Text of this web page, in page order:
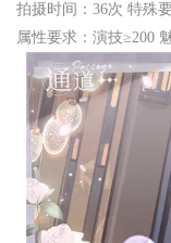
拍摄时间：36次 特殊
属性要求：演技≥200